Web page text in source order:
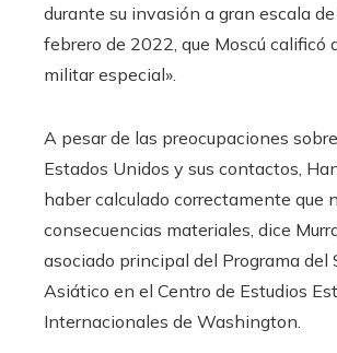
durante su invasión a gran escala
febrero de 2022, que Moscú calificó
militar especial».
A pesar de las preocupaciones
Estados Unidos y sus contactos,
haber calculado correctamente que
consecuencias materiales, dice
asociado principal del Programa del
Asiático en el Centro de Estudios
Internacionales de Washington.